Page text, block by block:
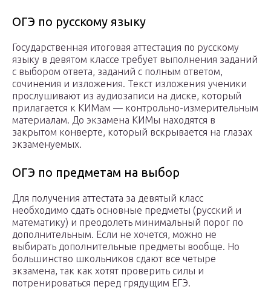
ОГЭ по русскому языку
Государственная итоговая аттестация по русскому
языку в девятом классе требует выполнения заданий
с выбором ответа, заданий с полным ответом,
сочинения и изложения. Текст изложения ученики
прослушивают из аудиозаписи на диске, который
прилагается к КИМам — контрольно-измерительным
материалам. До экзамена КИМы находятся в
закрытом конверте, который вскрывается на глазах
экзаменуемых.
ОГЭ по предметам на выбор
Для получения аттестата за девятый класс
необходимо сдать основные предметы (русский и
математику) и преодолеть минимальный порог по
дополнительным. Если не хочется, можно не
выбирать дополнительные предметы вообще. Но
большинство школьников сдают все четыре
экзамена, так как хотят проверить силы и
потренироваться перед грядущим ЕГЭ.